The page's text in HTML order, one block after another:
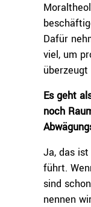
Dafür
viel, um
Es geht
noch
Ja, das
führt.
sind
nennen